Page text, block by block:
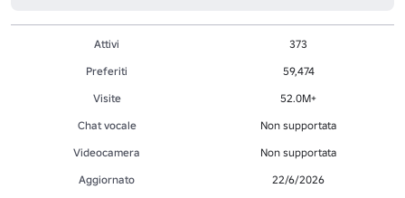
Attivi
373
Preferiti
59,474
Visite
52.0M+
Chat vocale
Non supportata
Videocamera
Non supportata
Aggiornato
22/6/2026